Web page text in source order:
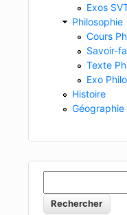
Exos
Philosophie
Cours
Savoir-
Texte
Exo Philo
Histoire
Géographie